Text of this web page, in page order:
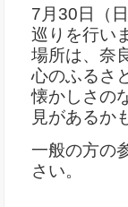
7月30日（
巡りを行い
場所は、奈
心のふるさ
懐かしさの
見があるか
一般の方の
さい。